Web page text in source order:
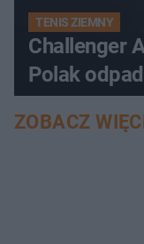
TENIS ZIEMNY
Challenger
Polak
ZOBACZ